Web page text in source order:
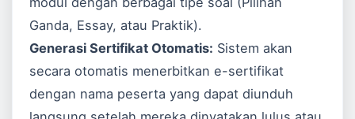
Ganda, Essay, atau Praktik).
Generasi Sertifikat Otomatis: Sistem akan
secara otomatis menerbitkan e-sertifikat
dengan nama peserta yang dapat diunduh